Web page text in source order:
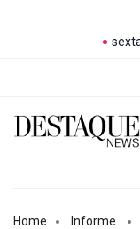
Home
Informe